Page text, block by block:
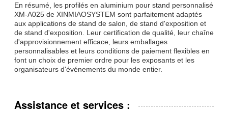
En résumé, les profilés en aluminium pour stand personnalisé
XM-A025 de XINMIAOSYSTEM sont parfaitement adaptés
aux applications de stand de salon, de stand d'exposition et
de stand d'exposition. Leur certification de qualité, leur chaîne
d'approvisionnement efficace, leurs emballages
personnalisables et leurs conditions de paiement flexibles en
font un choix de premier ordre pour les exposants et les
organisateurs d'événements du monde entier.
Assistance et services :